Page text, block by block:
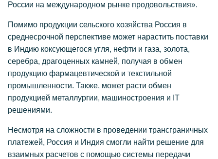
России на международном рынке продовольствия».
Помимо продукции сельского хозяйства Россия в
среднесрочной перспективе может нарастить поставки
в Индию коксующегося угля, нефти и газа, золота,
серебра, драгоценных камней, получая в обмен
продукцию фармацевтической и текстильной
промышленности. Также, может расти обмен
продукцией металлургии, машиностроения и IT
решениями.
Несмотря на сложности в проведении трансграничных
платежей, Россия и Индия смогли найти решение для
взаимных расчетов с помощью системы передачи